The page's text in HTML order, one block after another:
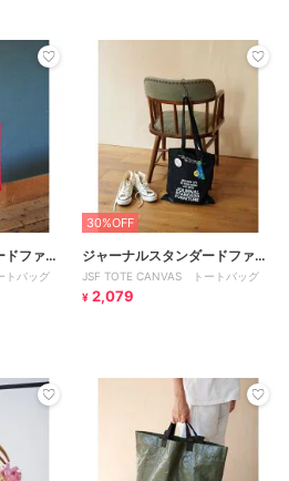
ファニ
トバッグ
30%OFF
ジャーナルスタンダードファニ
チャー
JSF TOTE CANVAS トートバッグ
¥ 2,079